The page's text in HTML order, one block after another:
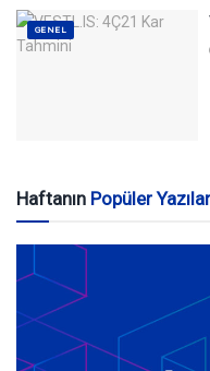
GENEL
Haftanın Popüler